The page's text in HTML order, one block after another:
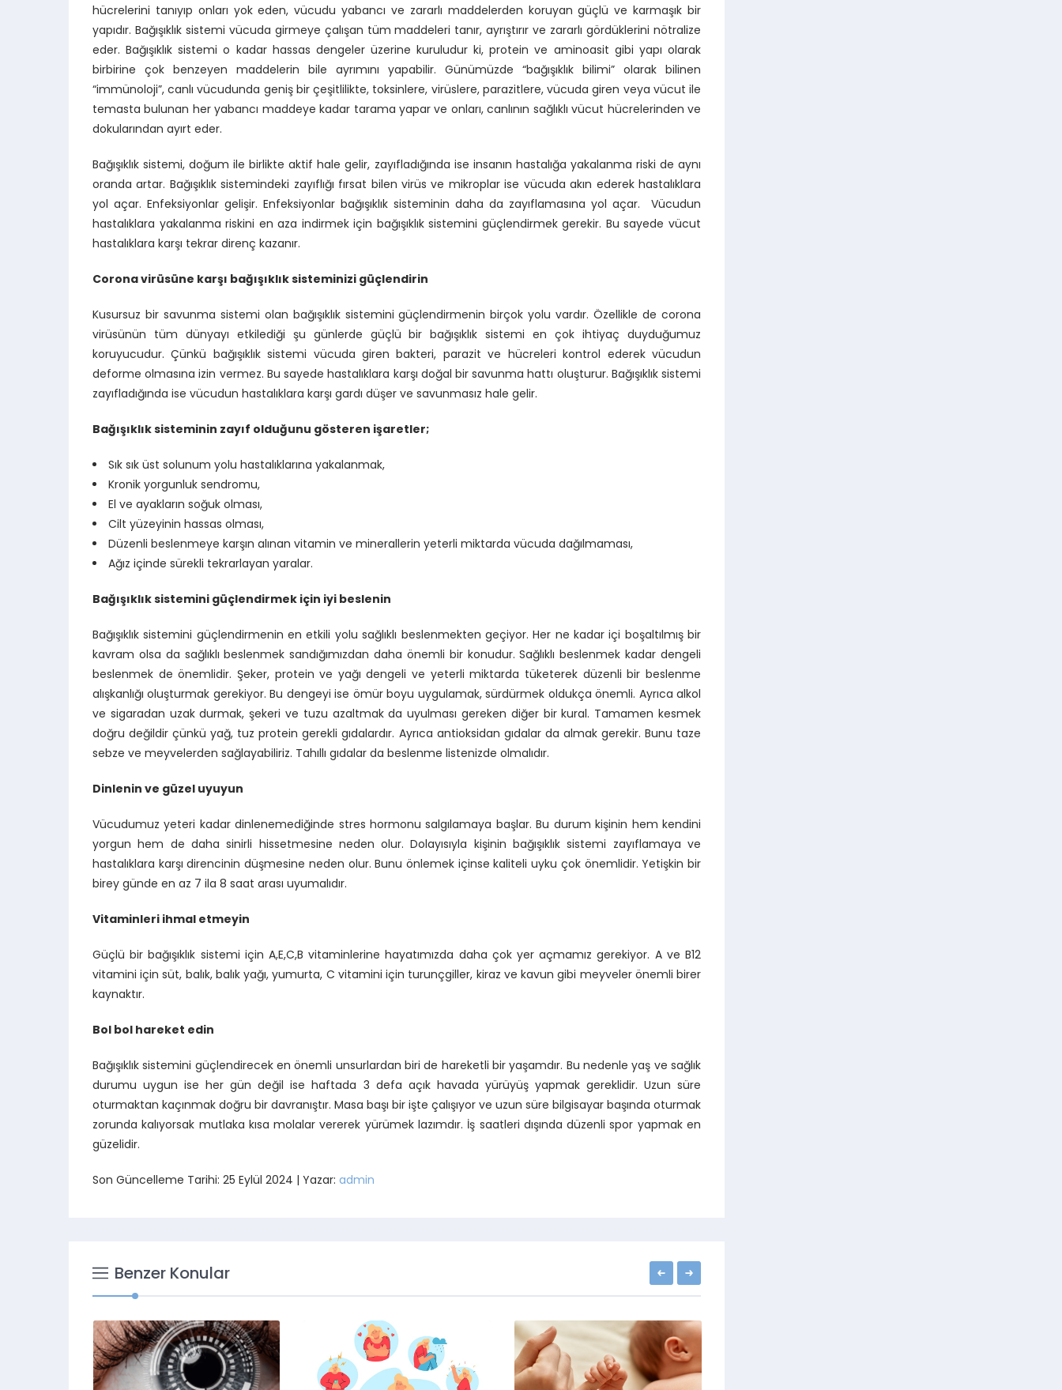
hücrelerini tanıyıp onları yok eden, vücudu yabancı ve zararlı maddelerden koruyan güçlü ve karmaşık bir
yapıdır. Bağışıklık sistemi vücuda girmeye çalışan tüm maddeleri tanır, ayrıştırır ve zararlı gördüklerini nötralize
eder. Bağışıklık sistemi o kadar hassas dengeler üzerine kuruludur ki, protein ve aminoasit gibi yapı olarak
birbirine çok benzeyen maddelerin bile ayrımını yapabilir. Günümüzde “bağışıklık bilimi” olarak bilinen
“immünoloji”, canlı vücudunda geniş bir çeşitlilikte, toksinlere, virüslere, parazitlere, vücuda giren veya vücut ile
temasta bulunan her yabancı maddeye kadar tarama yapar ve onları, canlının sağlıklı vücut hücrelerinden ve
dokularından ayırt eder.
Bağışıklık sistemi, doğum ile birlikte aktif hale gelir, zayıfladığında ise insanın hastalığa yakalanma riski de aynı
oranda artar. Bağışıklık sistemindeki zayıflığı fırsat bilen virüs ve mikroplar ise vücuda akın ederek hastalıklara
yol açar. Enfeksiyonlar gelişir. Enfeksiyonlar bağışıklık sisteminin daha da zayıflamasına yol açar. Vücudun
hastalıklara yakalanma riskini en aza indirmek için bağışıklık sistemini güçlendirmek gerekir. Bu sayede vücut
hastalıklara karşı tekrar direnç kazanır.
Corona virüsüne karşı bağışıklık sisteminizi güçlendirin
Kusursuz bir savunma sistemi olan bağışıklık sistemini güçlendirmenin birçok yolu vardır. Özellikle de corona
virüsünün tüm dünyayı etkilediği şu günlerde güçlü bir bağışıklık sistemi en çok ihtiyaç duyduğumuz
koruyucudur. Çünkü bağışıklık sistemi vücuda giren bakteri, parazit ve hücreleri kontrol ederek vücudun
deforme olmasına izin vermez. Bu sayede hastalıklara karşı doğal bir savunma hattı oluşturur. Bağışıklık sistemi
zayıfladığında ise vücudun hastalıklara karşı gardı düşer ve savunmasız hale gelir.
Bağışıklık sisteminin zayıf olduğunu gösteren işaretler;
Sık sık üst solunum yolu hastalıklarına yakalanmak,
Kronik yorgunluk sendromu,
El ve ayakların soğuk olması,
Cilt yüzeyinin hassas olması,
Düzenli beslenmeye karşın alınan vitamin ve minerallerin yeterli miktarda vücuda dağılmaması,
Ağız içinde sürekli tekrarlayan yaralar.
Bağışıklık sistemini güçlendirmek için iyi beslenin
Bağışıklık sistemini güçlendirmenin en etkili yolu sağlıklı beslenmekten geçiyor. Her ne kadar içi boşaltılmış bir
kavram olsa da sağlıklı beslenmek sandığımızdan daha önemli bir konudur. Sağlıklı beslenmek kadar dengeli
beslenmek de önemlidir. Şeker, protein ve yağı dengeli ve yeterli miktarda tüketerek düzenli bir beslenme
alışkanlığı oluşturmak gerekiyor. Bu dengeyi ise ömür boyu uygulamak, sürdürmek oldukça önemli. Ayrıca alkol
ve sigaradan uzak durmak, şekeri ve tuzu azaltmak da uyulması gereken diğer bir kural. Tamamen kesmek
doğru değildir çünkü yağ, tuz protein gerekli gıdalardır. Ayrıca antioksidan gıdalar da almak gerekir. Bunu taze
sebze ve meyvelerden sağlayabiliriz. Tahıllı gıdalar da beslenme listenizde olmalıdır.
Dinlenin ve güzel uyuyun
Vücudumuz yeteri kadar dinlenemediğinde stres hormonu salgılamaya başlar. Bu durum kişinin hem kendini
yorgun hem de daha sinirli hissetmesine neden olur. Dolayısıyla kişinin bağışıklık sistemi zayıflamaya ve
hastalıklara karşı direncinin düşmesine neden olur. Bunu önlemek içinse kaliteli uyku çok önemlidir. Yetişkin bir
birey günde en az 7 ila 8 saat arası uyumalıdır.
Vitaminleri ihmal etmeyin
Güçlü bir bağışıklık sistemi için A,E,C,B vitaminlerine hayatımızda daha çok yer açmamız gerekiyor. A ve B12
vitamini için süt, balık, balık yağı, yumurta, C vitamini için turunçgiller, kiraz ve kavun gibi meyveler önemli birer
kaynaktır.
Bol bol hareket edin
Bağışıklık sistemini güçlendirecek en önemli unsurlardan biri de hareketli bir yaşamdır. Bu nedenle yaş ve sağlık
durumu uygun ise her gün değil ise haftada 3 defa açık havada yürüyüş yapmak gereklidir. Uzun süre
oturmaktan kaçınmak doğru bir davranıştır. Masa başı bir işte çalışıyor ve uzun süre bilgisayar başında oturmak
zorunda kalıyorsak mutlaka kısa molalar vererek yürümek lazımdır. İş saatleri dışında düzenli spor yapmak en
güzelidir.
Son Güncelleme Tarihi: 25 Eylül 2024 | Yazar: admin
Benzer Konular